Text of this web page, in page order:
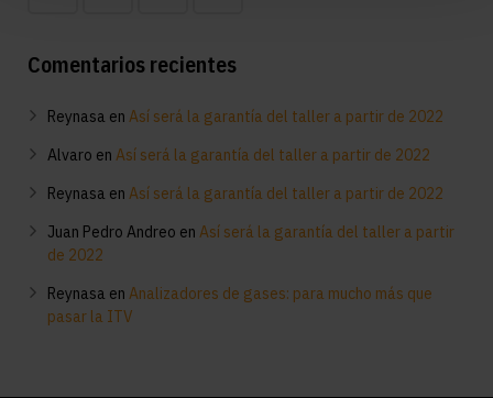
Comentarios recientes
Reynasa en Así será la garantía del taller a partir de 2022
Alvaro en Así será la garantía del taller a partir de 2022
Reynasa en Así será la garantía del taller a partir de 2022
Juan Pedro Andreo en Así será la garantía del taller a partir
de 2022
Reynasa en Analizadores de gases: para mucho más que
pasar la ITV